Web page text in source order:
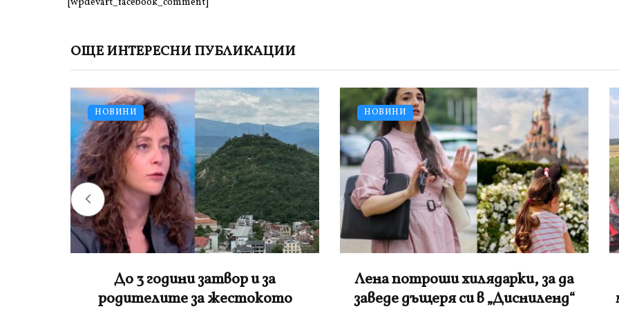
ОЩЕ ИНТЕРЕСНИ ПУБЛИКАЦИИ
НОВИНИ
Лена потроши хилядарки, за да
заведе дъщеря си в „Дисниленд“
НОВИНИ
Червено ферари се натресе в
мантинела на пътя Варна-Бургас